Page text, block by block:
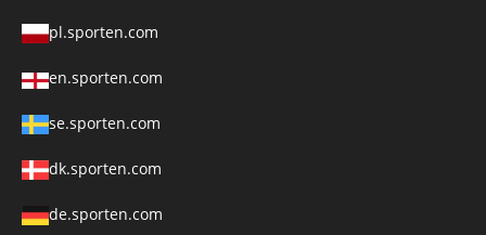
pl.sporten.com
en.sporten.com
se.sporten.com
dk.sporten.com
de.sporten.com